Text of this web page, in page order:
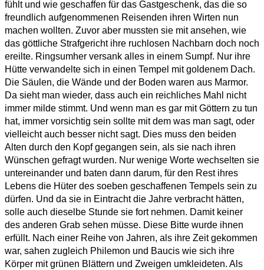
fühlt und wie geschaffen für das Gastgeschenk, das die so
freundlich aufgenommenen Reisenden ihren Wirten nun
machen wollten. Zuvor aber mussten sie mit ansehen, wie
das göttliche Strafgericht ihre ruchlosen Nachbarn doch noch
ereilte. Ringsumher versank alles in einem Sumpf. Nur ihre
Hütte verwandelte sich in einen Tempel mit goldenem Dach.
Die Säulen, die Wände und der Boden waren aus Marmor.
Da sieht man wieder, dass auch ein reichliches Mahl nicht
immer milde stimmt. Und wenn man es gar mit Göttern zu tun
hat, immer vorsichtig sein sollte mit dem was man sagt, oder
vielleicht auch besser nicht sagt. Dies muss den beiden
Alten durch den Kopf gegangen sein, als sie nach ihren
Wünschen gefragt wurden. Nur wenige Worte wechselten sie
untereinander und baten dann darum, für den Rest ihres
Lebens die Hüter des soeben geschaffenen Tempels sein zu
dürfen. Und da sie in Eintracht die Jahre verbracht hätten,
solle auch dieselbe Stunde sie fort nehmen. Damit keiner
des anderen Grab sehen müsse. Diese Bitte wurde ihnen
erfüllt. Nach einer Reihe von Jahren, als ihre Zeit gekommen
war, sahen zugleich Philemon und Baucis wie sich ihre
Körper mit grünen Blättern und Zweigen umkleideten. Als